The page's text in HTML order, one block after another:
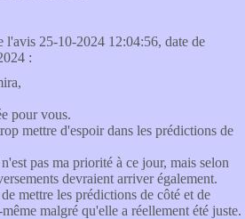
l'avis 25-10-2024 12:04:56, date de
:
pour vous.
mettre d'espoir dans les prédictions de
pas ma priorité à ce jour, mais selon
devraient arriver également.
mettre les prédictions de côté et de
malgré qu'elle a réellement été juste.